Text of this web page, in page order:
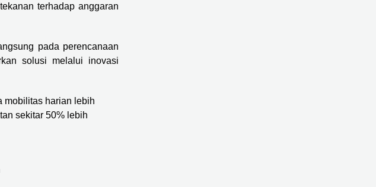
terhadap anggaran
pada perencanaan
solusi melalui inovasi
mobilitas harian lebih
sekitar 50% lebih